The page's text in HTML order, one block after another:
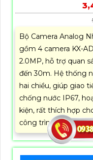
Bộ Camera Analog
gồm 4 camera KX-
2.0MP, hỗ trợ quan
đến 30m. Hệ thống
hai chiều, giúp giao
chống nước IP67,
kiện, rất thích hợp
công trình và khu